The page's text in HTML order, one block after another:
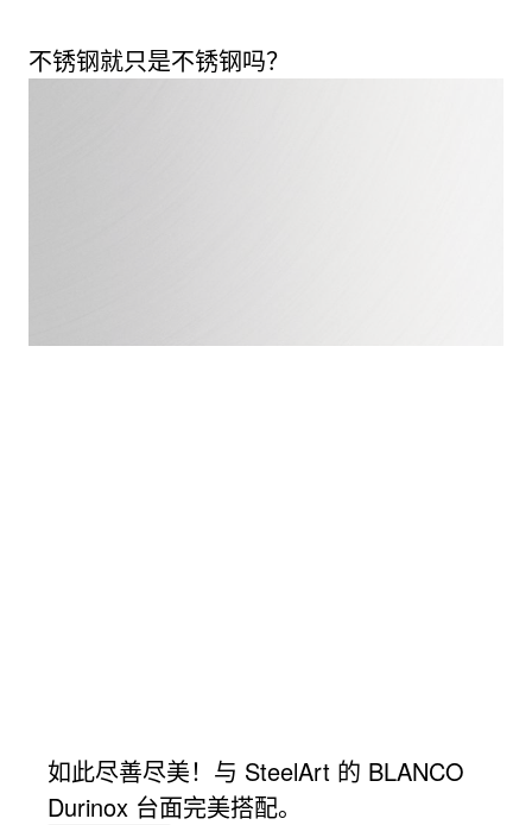
不锈钢就只是不锈钢吗？
如此尽善尽美！与 SteelArt 的 BLANCO
Durinox 台面完美搭配。